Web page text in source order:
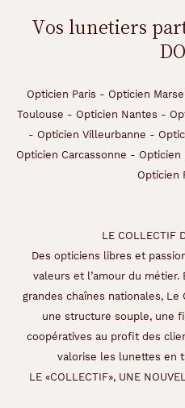
Vos lunetiers
Opticien Paris - Opticien
Toulouse - Opticien Nantes -
- Opticien Villeurbanne -
Opticien Carcassonne - Opticien
Opticien
LE COLLECTIF
Des opticiens libres et
valeurs et l’amour du métier.
grandes chaînes nationales,
une structure souple, une
coopératives au profit des
valorise les lunettes en
LE «COLLECTIF», UNE